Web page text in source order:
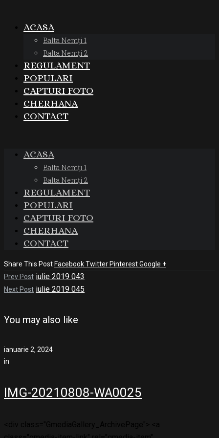
ACASA
Balta Nemți 1
Balta Nemți 2
REGULAMENT
POPULARI
CAPTURI FOTO
CHERHANA
CONTACT
ACASA
Balta Nemți 1
Balta Nemți 2
REGULAMENT
POPULARI
CAPTURI FOTO
CHERHANA
CONTACT
Share This Post FacebookTwitter PinterestGoogle +
Prev Post iulie 2019 043
Next Post iulie 2019 045
You may also like
ianuarie 2, 2024
in
IMG-20210808-WA0025